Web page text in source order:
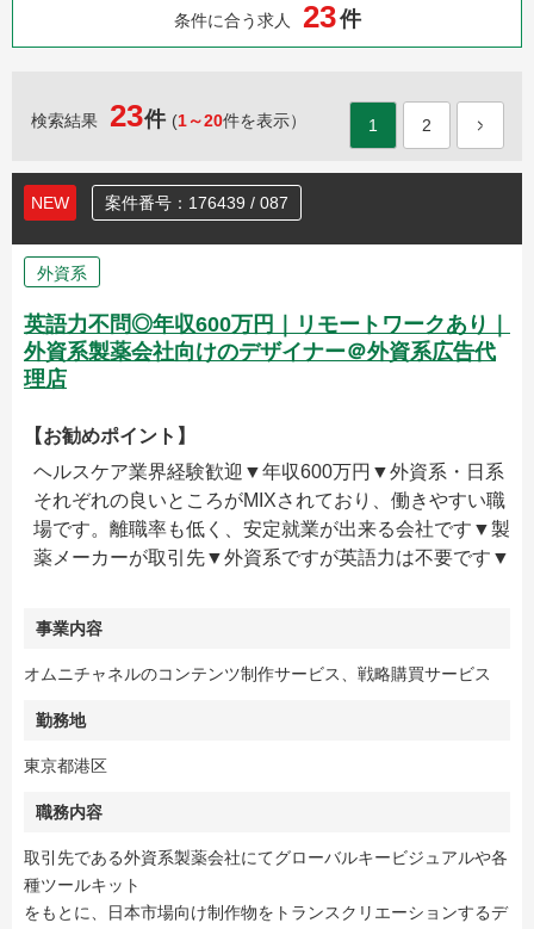
条件に合う求人 23件
検索結果 23件 (1～20件を表示） 1 2
NEW 案件番号：176439 / 087
外資系
英語力不問◎年収600万円｜リモートワークあり｜
外資系製薬会社向けのデザイナー＠外資系広告代
理店
【お勧めポイント】
ヘルスケア業界経験歓迎▼年収600万円▼外資系・日系
それぞれの良いところがMIXされており、働きやすい職
場です。離職率も低く、安定就業が出来る会社です▼製
薬メーカーが取引先▼外資系ですが英語力は不要です▼
事業内容
オムニチャネルのコンテンツ制作サービス、戦略購買サービス
勤務地
東京都港区
職務内容
取引先である外資系製薬会社にてグローバルキービジュアルや各
種ツールキット
をもとに、日本市場向け制作物をトランスクリエーションするデ